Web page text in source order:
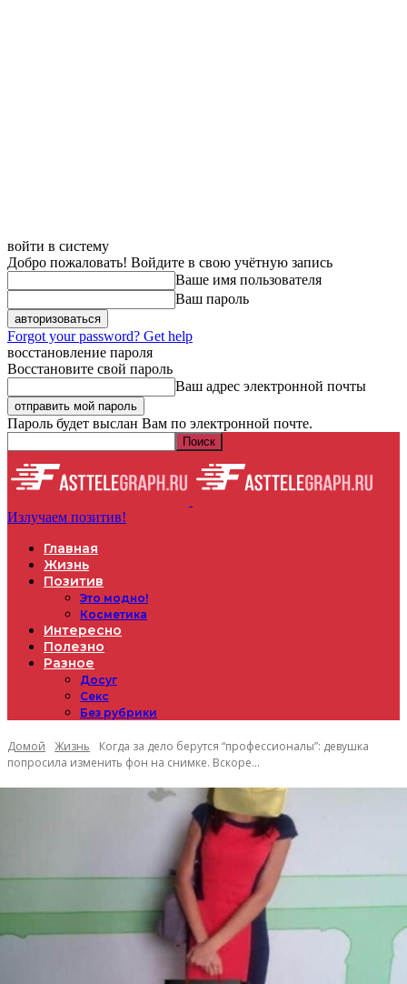
войти в систему
Добро пожаловать! Войдите в свою учётную запись
Ваше имя пользователя
Ваш пароль
Forgot your password? Get help
восстановление пароля
Восстановите свой пароль
Ваш адрес электронной почты
Пароль будет выслан Вам по электронной почте.
Излучаем позитив!
Главная
Жизнь
Позитив
Это модно!
Косметика
Интересно
Полезно
Разное
Досуг
Секс
Без рубрики
Домой Жизнь
Когда за дело берутся “профессионалы”: девушка
попросила изменить фон на снимке. Вскоре...